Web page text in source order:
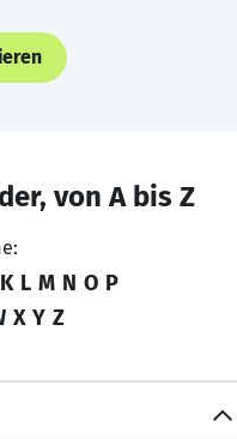
von A bis Z
K L M N O P
X Y Z